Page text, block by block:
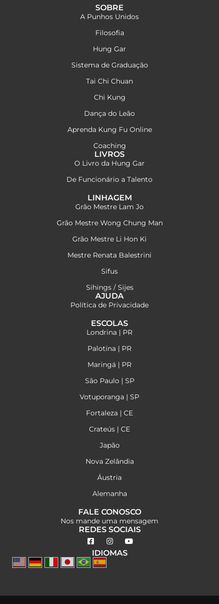
SOBRE
A Punhos Unidos
Filosofia
Hung Gar
Sistema de Graduação
Tai Chi Chuan
Chi Kung
Dança do Leão
Aprenda Kung Fu Online
Coaching
LIVROS
O Livro da Hung Gar
De Funcionário a Talento
LINHAGEM
Grão Mestre Lam Jo
Grão Mestre Wong Chung Man
Grão Mestre Li Hon Ki
Mestre Renata Balestrini
Sifus
Sihings / Sijes
AJUDA
Política de Privacidade
ESCOLAS
Londrina | PR
Palotina | PR
Maringá | PR
São Paulo | SP
Votuporanga | SP
Fortaleza | CE
Crateús | CE
Japão
Nova Zelândia
Áustria
Alemanha
FALE CONOSCO
Nos mande uma mensagem
REDES SOCIAIS
IDIOMAS